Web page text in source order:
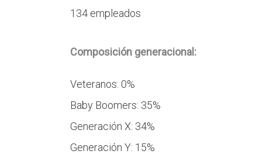
134 empleados
Composición generacional:
Veteranos: 0%
Baby Boomers: 35%
Generación X: 34%
Generación Y: 15%